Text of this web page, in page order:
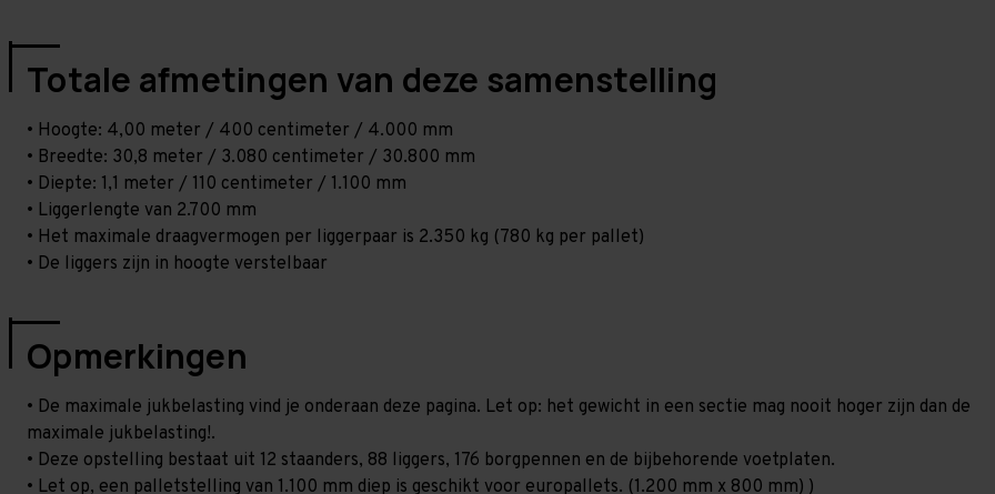
Totale afmetingen van deze samenstelling
• Hoogte: 4,00 meter / 400 centimeter / 4.000 mm
• Breedte: 30,8 meter / 3.080 centimeter / 30.800 mm
• Diepte: 1,1 meter / 110 centimeter / 1.100 mm
• Liggerlengte van 2.700 mm
• Het maximale draagvermogen per liggerpaar is 2.350 kg (780 kg per pallet)
• De liggers zijn in hoogte verstelbaar
Opmerkingen
• De maximale jukbelasting vind je onderaan deze pagina. Let op: het gewicht in een sectie mag nooit hoger zijn dan de
maximale jukbelasting!.
• Deze opstelling bestaat uit 12 staanders, 88 liggers, 176 borgpennen en de bijbehorende voetplaten.
• Let op, een palletstelling van 1.100 mm diep is geschikt voor europallets. (1.200 mm x 800 mm) )